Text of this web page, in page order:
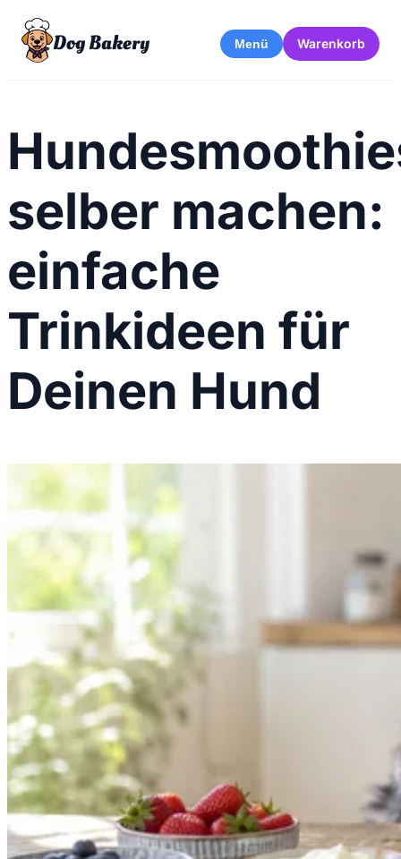
Dog Bakery Menü Warenkorb
selber machen:
einfache
Trinkideen für
Deinen Hund